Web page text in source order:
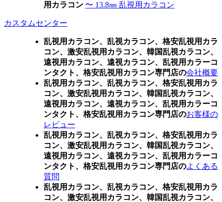
用カラコン 〜 13.8㎜ 乱視用カラコン
カスタムセンター
乱視用カラコン、乱視カラコン、格安乱視用カラ
コン、激安乱視用カラコン、韓国乱視カラコン、
遠視用カラコン、遠視カラコン、乱視用カラーコ
ンタクト、格安乱視用カラコン専門店の会社概要
乱視用カラコン、乱視カラコン、格安乱視用カラ
コン、激安乱視用カラコン、韓国乱視カラコン、
遠視用カラコン、遠視カラコン、乱視用カラーコ
ンタクト、格安乱視用カラコン専門店のお客様の
レビュー
乱視用カラコン、乱視カラコン、格安乱視用カラ
コン、激安乱視用カラコン、韓国乱視カラコン、
遠視用カラコン、遠視カラコン、乱視用カラーコ
ンタクト、格安乱視用カラコン専門店のよくある
質問
乱視用カラコン、乱視カラコン、格安乱視用カラ
コン、激安乱視用カラコン、韓国乱視カラコン、